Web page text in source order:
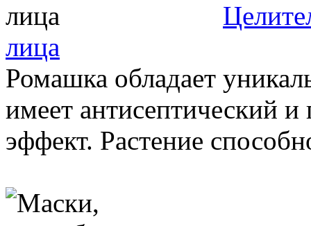
лица
Ромашка обладает
имеет антисептический
эффект. Растение